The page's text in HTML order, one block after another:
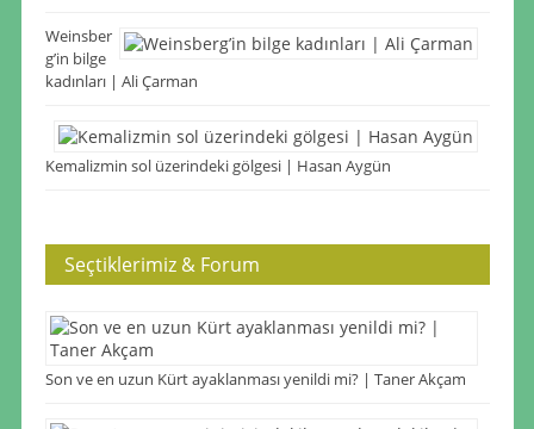
Weinsber
g’in bilge
kadınları | Ali Çarman
Kemalizmin sol üzerindeki gölgesi | Hasan Aygün
Seçtiklerimiz & Forum
Son ve en uzun Kürt ayaklanması yenildi mi? | Taner Akçam